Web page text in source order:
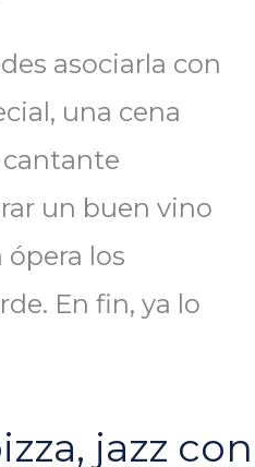
asociarla con
una cena
un buen vino
ópera los
En fin, ya lo
jazz con